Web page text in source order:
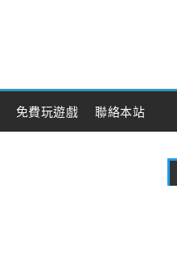
免費玩遊戲 聯絡本站